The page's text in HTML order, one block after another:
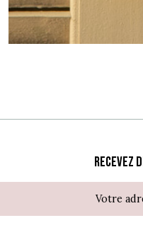
Recevez